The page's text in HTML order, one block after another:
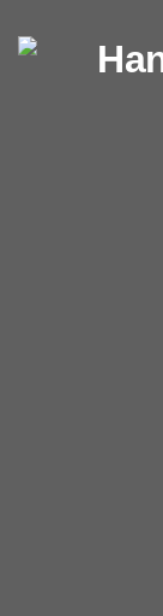
Перейти к